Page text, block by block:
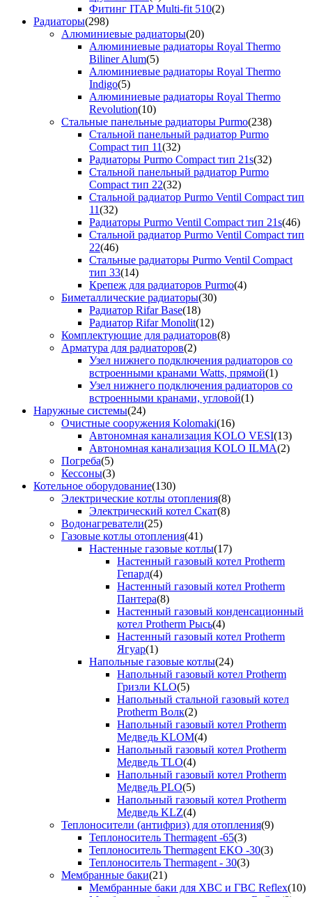
Фитинг ITAP Multi-fit 510(2)
Радиаторы(298)
Алюминиевые радиаторы(20)
Алюминиевые радиаторы Royal Thermo
Biliner Alum(5)
Алюминиевые радиаторы Royal Thermo
Indigo(5)
Алюминиевые радиаторы Royal Thermo
Revolution(10)
Стальные панельные радиаторы Purmo(238)
Стальной панельный радиатор Purmo
Compact тип 11(32)
Радиаторы Purmo Compact тип 21s(32)
Стальной панельный радиатор Purmo
Compact тип 22(32)
Стальной радиатор Purmo Ventil Compact тип
11(32)
Радиаторы Purmo Ventil Compact тип 21s(46)
Стальной радиатор Purmo Ventil Compact тип
22(46)
Стальные радиаторы Purmo Ventil Compact
тип 33(14)
Крепеж для радиаторов Purmo(4)
Биметаллические радиаторы(30)
Радиатор Rifar Base(18)
Радиатор Rifar Monolit(12)
Комплектующие для радиаторов(8)
Арматура для радиаторов(2)
Узел нижнего подключения радиаторов со
встроенными кранами Watts, прямой(1)
Узел нижнего подключения радиаторов со
встроенными кранами, угловой(1)
Наружные системы(24)
Очистные сооружения Kolomaki(16)
Автономная канализация KOLO VESI(13)
Автономная канализация KOLO ILMA(2)
Погреба(5)
Кессоны(3)
Котельное оборудование(130)
Электрические котлы отопления(8)
Электрический котел Скат(8)
Водонагреватели(25)
Газовые котлы отопления(41)
Настенные газовые котлы(17)
Настенный газовый котел Protherm
Гепард(4)
Настенный газовый котел Protherm
Пантера(8)
Настенный газовый конденсационный
котел Protherm Рысь(4)
Настенный газовый котел Protherm
Ягуар(1)
Напольные газовые котлы(24)
Напольный газовый котел Protherm
Гризли KLO(5)
Напольный стальной газовый котел
Protherm Волк(2)
Напольный газовый котел Protherm
Медведь KLOM(4)
Напольный газовый котел Protherm
Медведь TLO(4)
Напольный газовый котел Protherm
Медведь PLO(5)
Напольный газовый котел Protherm
Медведь KLZ(4)
Теплоносители (антифриз) для отопления(9)
Теплоноситель Thermagent -65(3)
Теплоноситель Thermagent EKO -30(3)
Теплоноситель Thermagent - 30(3)
Мембранные баки(21)
Мембранные баки для ХВС и ГВС Reflex(10)